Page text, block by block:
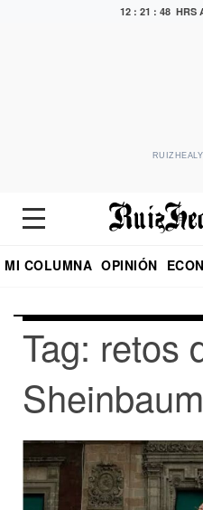
12 : 21 : 48 HRS
MI COLUMNA OPINIÓN
Tag: retos
Sheinbaum